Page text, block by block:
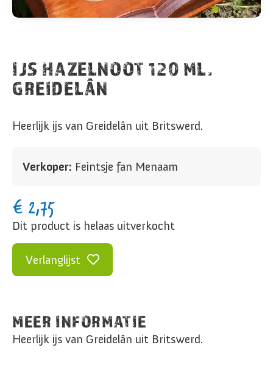
IJS HAZELNOOT 120 ML.
GREIDELÂN
Heerlijk ijs van Greidelân uit Britswerd.
Verkoper: Feintsje fan Menaam
€ 2,75
Dit product is helaas uitverkocht
Verlanglijst
MEER INFORMATIE
Heerlijk ijs van Greidelân uit Britswerd.